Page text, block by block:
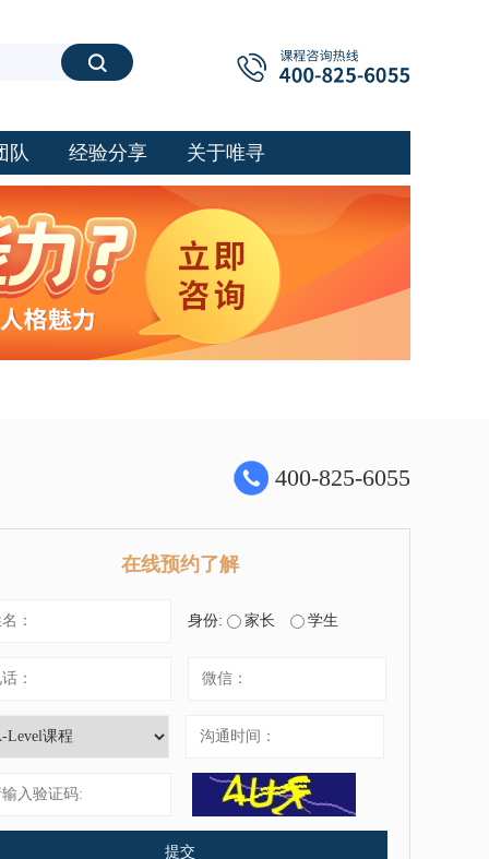
搜索
队 经验分享 关于唯寻
400-825-6055
在线预约了解
身份: 家长 学生
提交